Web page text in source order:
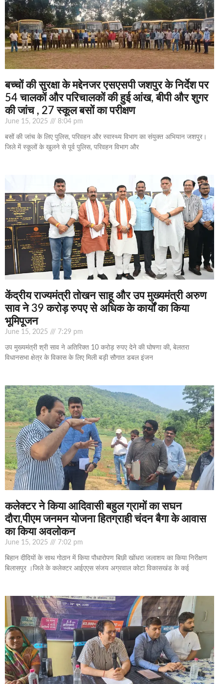
बच्चों की सुरक्षा के मद्देनजर एसएसपी जशपुर के निर्देश पर
54 चालकों और परिचालकों की हुई आंख, बीपी और शुगर
की जांच , 27 स्कूल बसों का परीक्षण
June 15, 2025 8:04 pm
बसों की जांच के लिए पुलिस, परिवहन और स्वास्थ्य विभाग का संयुक्त अभियान जशपुर।
जिले में स्कूलों के खुलने से पूर्व पुलिस, परिवहन विभाग और
केंद्रीय राज्यमंत्री तोखन साहू और उप मुख्यमंत्री अरुण
साव ने 39 करोड़ रुपए से अधिक के कार्यों का किया
भूमिपूजन
June 15, 2025 7:29 pm
उप मुख्यमंत्री श्री साव ने अतिरिक्त 10 करोड़ रुपए देने की घोषणा की, बेलतरा
विधानसभा क्षेत्र के विकास के लिए मिली बड़ी सौगात डबल इंजन
कलेक्टर ने किया आदिवासी बहुल ग्रामों का सघन
दौरा,पीएम जनमन योजना हितग्राही चंदन बैगा के आवास
का किया अवलोकन
June 15, 2025 7:02 pm
बिहान दीदियों के साथ गोठान में किया पौधारोपण बिछी खोंधरा जलाशय का किया निरीक्षण
बिलासपुर ।जिले के कलेक्टर आईएएस संजय अग्रवाल कोटा विकासखंड के कई